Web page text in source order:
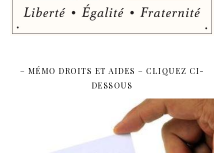
– MÉMO DROITS ET AIDES – CLIQUEZ CI-
DESSOUS